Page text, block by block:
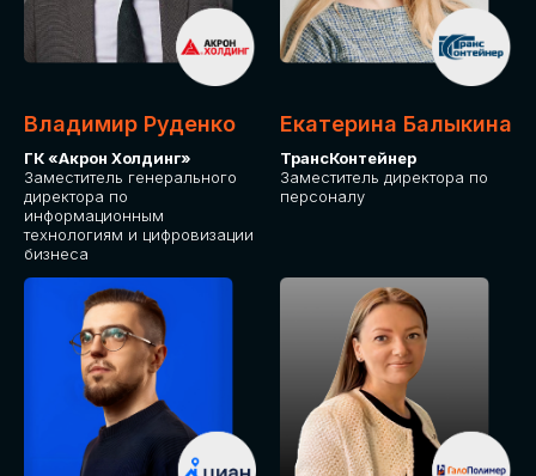
Владимир Руденко
ГК «Акрон Холдинг»
Заместитель генерального
директора по
информационным
технологиям и цифровизации
бизнеса
Екатерина Балыкина
ТрансКонтейнер
Заместитель директора по
персоналу